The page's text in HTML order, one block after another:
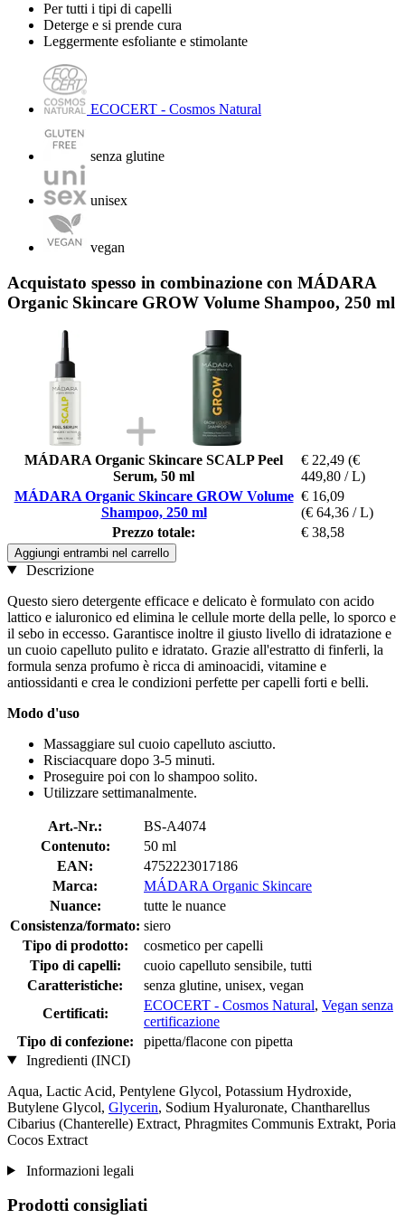
Per tutti i tipi di capelli
Deterge e si prende cura
Leggermente esfoliante e stimolante
ECOCERT - Cosmos Natural
senza glutine
unisex
vegan
Acquistato spesso in combinazione con MÁDARA
Organic Skincare GROW Volume Shampoo, 250 ml
MÁDARA Organic Skincare SCALP Peel
Serum, 50 ml
€ 22,49 (€
449,80 / L)
MÁDARA Organic Skincare GROW Volume
Shampoo, 250 ml
€ 16,09
(€ 64,36 / L)
Prezzo totale:
€ 38,58
Aggiungi entrambi nel carrello
Descrizione
Questo siero detergente efficace e delicato è formulato con acido
lattico e ialuronico ed elimina le cellule morte della pelle, lo sporco e
il sebo in eccesso. Garantisce inoltre il giusto livello di idratazione e
un cuoio capelluto pulito e idratato. Grazie all'estratto di finferli, la
formula senza profumo è ricca di aminoacidi, vitamine e
antiossidanti e crea le condizioni perfette per capelli forti e belli.
Modo d'uso
Massaggiare sul cuoio capelluto asciutto.
Risciacquare dopo 3-5 minuti.
Proseguire poi con lo shampoo solito.
Utilizzare settimanalmente.
Art.-Nr.:
BS-A4074
Contenuto:
50 ml
EAN:
4752223017186
Marca:
MÁDARA Organic Skincare
Nuance:
tutte le nuance
Consistenza/formato: siero
Tipo di prodotto:
cosmetico per capelli
Tipo di capelli:
cuoio capelluto sensibile, tutti
Caratteristiche:
senza glutine, unisex, vegan
Certificati:
ECOCERT - Cosmos Natural, Vegan senza
certificazione
Tipo di confezione:
pipetta/flacone con pipetta
Ingredienti (INCI)
Aqua, Lactic Acid, Pentylene Glycol, Potassium Hydroxide,
Butylene Glycol, Glycerin, Sodium Hyaluronate, Chantharellus
Cibarius (Chanterelle) Extract, Phragmites Communis Extrakt, Poria
Cocos Extract
Informazioni legali
Prodotti consigliati